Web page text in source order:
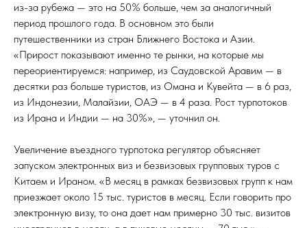
из-за рубежа — это на 50% больше, чем за аналогичный
период прошлого года. В основном это были
путешественники из стран Ближнего Востока и Азии.
«Прирост показывают именно те рынки, на которые мы
переориентируемся: например, из Саудовской Аравим — в
десятки раз больше туристов, из Омана и Кувейта — в 6 раз,
из Индонезии, Малайзии, ОАЭ — в 4 раза. Рост турпотоков
из Ирана и Индии — на 30%», — уточнил он.
Увеличение въездного турпотока регулятор объясняет
запуском электронных виз и безвизовых групповых туров с
Китаем и Ираном. «В месяц в рамках безвизовых групп к нам
приезжает около 15 тыс. туристов в месяц. Если говорить про
электронную визу, то она дает нам примерно 30 тыс. визитов